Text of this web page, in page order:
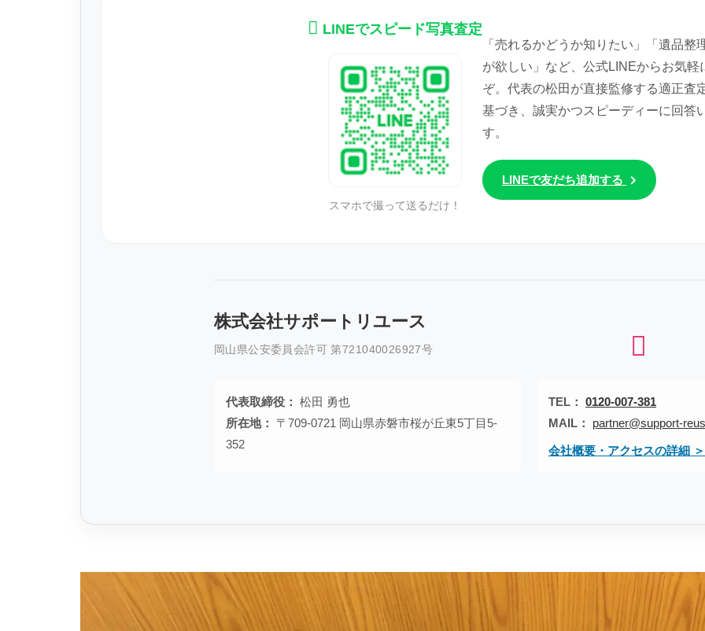
LINEでスピード写真査定
スマホで撮って送るだけ！
「売れるかどうか知りたい」「遺品整
が欲しい」など、公式LINEからお気軽
ぞ。代表の松田が直接監修する適正査
基づき、誠実かつスピーディーに回答
す。
LINEで友だち追加する
株式会社サポートリユース
岡山県公安委員会許可 第721040026927号
代表取締役： 松田 勇也
所在地：
〒709-0721 岡山県赤磐市桜が丘東5丁目5-
352
TEL： 0120-007-381
MAIL：
partner@support-
会社概要・アクセスの詳細 ＞